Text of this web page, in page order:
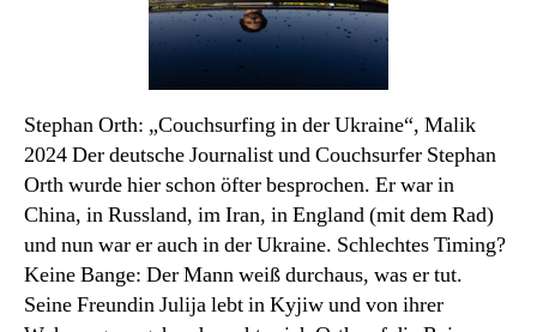
Stephan Orth: „Couchsurfing in der Ukraine“, Malik
2024 Der deutsche Journalist und Couchsurfer Stephan
Orth wurde hier schon öfter besprochen. Er war in
China, in Russland, im Iran, in England (mit dem Rad)
und nun war er auch in der Ukraine. Schlechtes Timing?
Keine Bange: Der Mann weiß durchaus, was er tut.
Seine Freundin Julija lebt in Kyjiw und von ihrer